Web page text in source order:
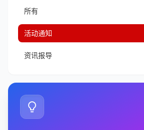
所有
活动通知
资讯报导